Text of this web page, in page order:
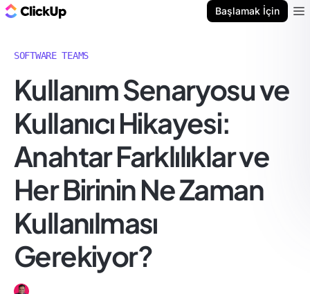
Başlamak İçin
SOFTWARE TEAMS
Kullanım Senaryosu ve
Kullanıcı Hikayesi:
Anahtar Farklılıklar ve
Her Birinin Ne Zaman
Kullanılması
Gerekiyor?